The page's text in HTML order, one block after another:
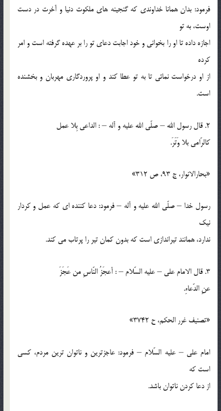
فرمود: بدان همانا خداوندي كه گنجينه هاي ملكوت دنيا و آخرت در دست
اوست، به تو
اجازه داده تا او را بخواني و خود اجابت دعاي تو را بر عهده گرفته است و امر
كرده
از او درخواست نمائي تا به تو عطا كند و او پروردگاري مهربان و بخشنده
است.
2. قال رسول الله – صلّي الله عليه و آله – : الداعي بِلا عمل
كالرّامي بلا وَتَرَ.
«بحارالانوار، ج 93، ص 312»
رسول خدا – صلّي الله عليه و آله – فرمود: دعا كننده اي كه عمل و كردار
نيك
ندارد، همانند تيراندازي است كه بدون كمان تير را پرتاب مي كند.
3. قال الامام علي – عليه السّلام – : أعجَزُ النّاسِ من عَجَزَ
عنِ الدّعاءِ.
«تصنيف غرر الحكم، ح 3742»
امام علي – عليه السّلام – فرمود: عاجزترين و ناتوان ترين مردم، كسي
است كه
از دعا كردن ناتوان باشد.